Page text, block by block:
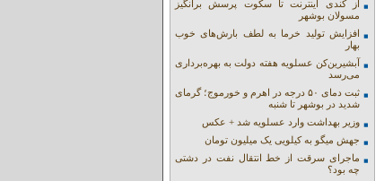
از کندی اینترنت تا سکوت پرسش برانگیز
مسولان بوشهر
افزایش تولید خرما به لطف بارش‌های خوب
بهار
آبشیرین‌کن عسلویه هفته دولت به بهره‌برداری
می‌رسد
ثبت دمای ۵۰ درجه در اهرم و خورموج؛ گرمای
شدید در بوشهر تا شنبه
وزیر بهداشت وارد عسلویه شد + عکس
جهش میگو به کیلویی یک میلیون تومان
ماجرای سرقت از خط انتقال نفت در دشتی
چه بود؟